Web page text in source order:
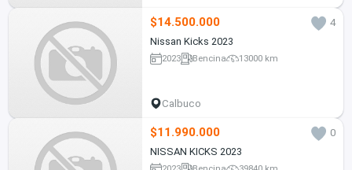
$14.500.000
4
Nissan Kicks 2023
2023 Bencina 13000 km
Calbuco
$11.990.000
0
NISSAN KICKS 2023